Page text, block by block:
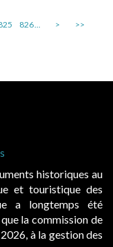
826... > >>
historiques au
et touristique des
a longtemps été
la commission de
à la gestion des